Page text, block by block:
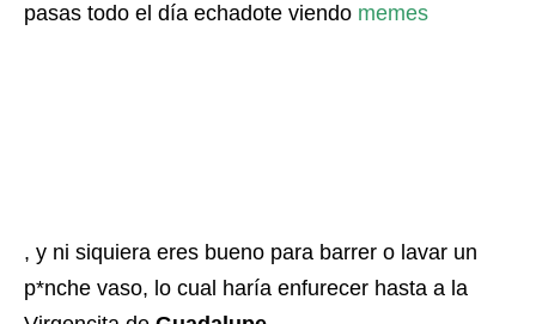
pasas todo el día echadote viendo memes
, y ni siquiera eres bueno para barrer o lavar un
p*nche vaso, lo cual haría enfurecer hasta a la